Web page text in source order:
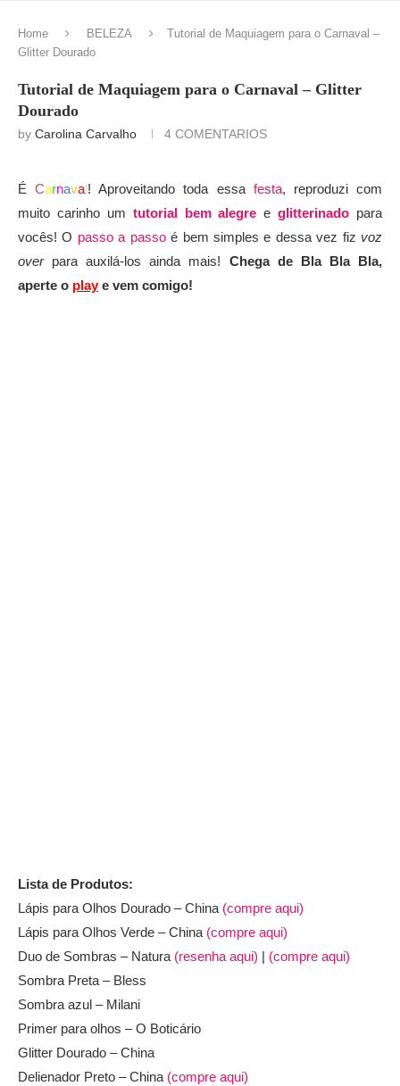
Home BELEZA
Tutorial de Maquiagem para o Carnaval –
Glitter Dourado
Tutorial de Maquiagem para o Carnaval – Glitter
Dourado
by Carolina Carvalho 4 COMENTARIOS
ÉCarnaval! Aproveitando toda essa festa, reproduzi com
muito carinho um tutorial bem alegre eglitterinado para
vocês! O passo a passoé bem simples e dessa vez fiz voz
overpara auxilá-los ainda mais! Chega de Bla Bla Bla,
aperte o playe vem comigo!
Lista de Produtos:
Lápis para Olhos Dourado – China (compre aqui)
Lápis para Olhos Verde – China (compre aqui)
Duo de Sombras – Natura (resenha aqui) | (compre aqui)
Sombra Preta – Bless
Sombra azul – Milani
Primer para olhos – O Boticário
Glitter Dourado – China
Delienador Preto – China (compre aqui)